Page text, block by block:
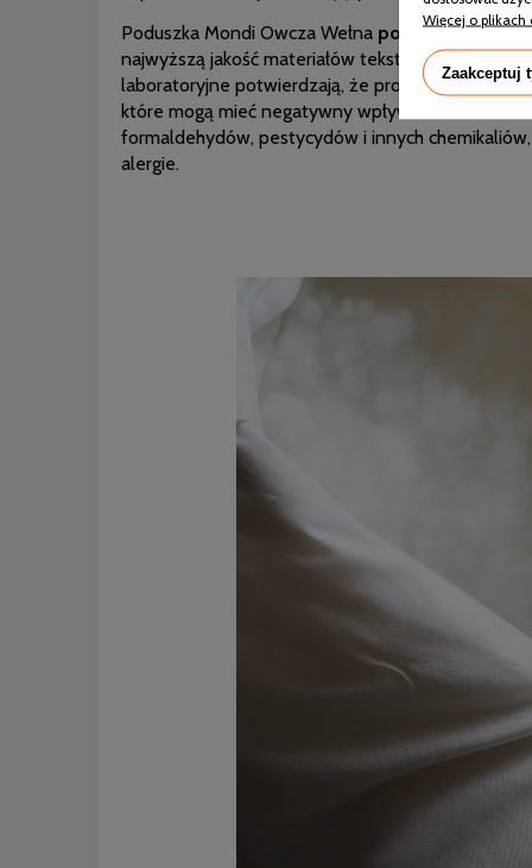
Poduszka Mondi Owcza Wełna posiada
najwyższą jakość materiałów tekstylnych i
laboratoryjne potwierdzają, że produkt jest wolny
które mogą mieć negatywny wpływ na zdrowie.
formaldehydów, pestycydów i innych
alergie.
Więcej o plikach
Zaakceptuj